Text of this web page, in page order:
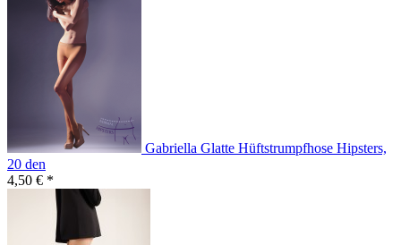
Gabriella Glatte Hüftstrumpfhose Hipsters,
20 den
4,50 € *